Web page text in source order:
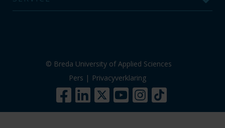
© Breda University of Applied Sciences
Pers | Privacyverklaring